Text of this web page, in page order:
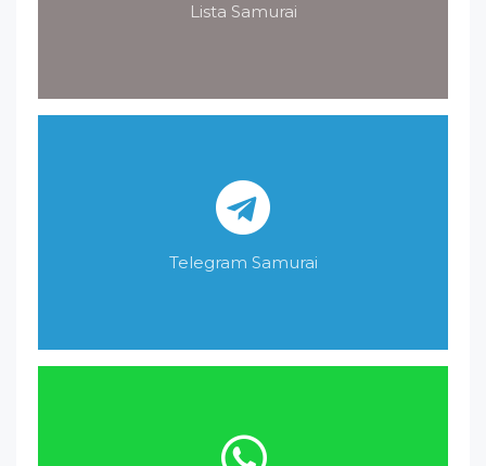
Lista Samurai
Telegram Samurai